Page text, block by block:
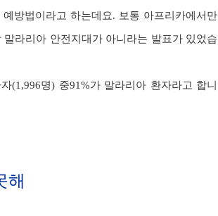
방법이라고 하는데요. 보통 아프리카에서만
라리아 안전지대가 아니라는 발표가 있었습
(1,996명) 중91%가 말라리아 환자라고 합니
해